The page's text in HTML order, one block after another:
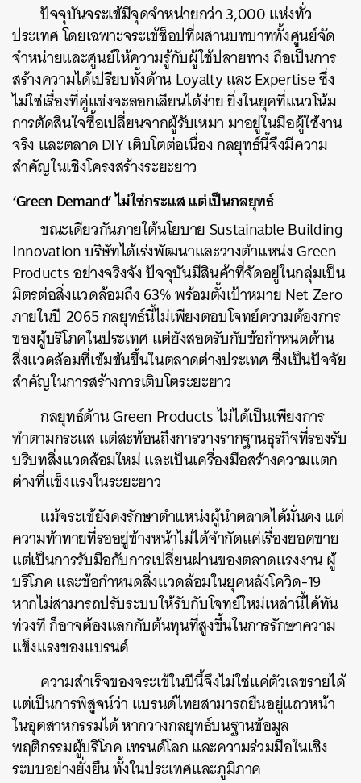
ปัจจุบันจระเข้มีจุดจำหน่ายกว่า 3,000 แห่งทั่ว
ประเทศ โดยเฉพาะจระเข้ช็อปที่ผสานบทบาททั้งศูนย์จัด
จำหน่ายและศูนย์ให้ความรู้กับผู้ใช้ปลายทาง ถือเป็นการ
สร้างความได้เปรียบทั้งด้าน Loyalty และ Expertise ซึ่ง
ไม่ใช่เรื่องที่คู่แข่งจะลอกเลียนได้ง่าย ยิ่งในยุคที่แนวโน้ม
การตัดสินใจซื้อเปลี่ยนจากผู้รับเหมา มาอยู่ในมือผู้ใช้งาน
จริง และตลาด DIY เติบโตต่อเนื่อง กลยุทธ์นี้จึงมีความ
สำคัญในเชิงโครงสร้างระยะยาว
‘Green Demand’ ไม่ใช่กระแส แต่เป็นกลยุทธ์
ขณะเดียวกันภายใต้นโยบาย Sustainable Building
Innovation บริษัทได้เร่งพัฒนาและวางตำแหน่ง Green
Products อย่างจริงจัง ปัจจุบันมีสินค้าที่จัดอยู่ในกลุ่มเป็น
มิตรต่อสิ่งแวดล้อมถึง 63% พร้อมตั้งเป้าหมาย Net Zero
ภายในปี 2065 กลยุทธ์นี้ไม่เพียงตอบโจทย์ความต้องการ
ของผู้บริโภคในประเทศ แต่ยังสอดรับกับข้อกำหนดด้าน
สิ่งแวดล้อมที่เข้มข้นขึ้นในตลาดต่างประเทศ ซึ่งเป็นปัจจัย
สำคัญในการสร้างการเติบโตระยะยาว
กลยุทธ์ด้าน Green Products ไม่ได้เป็นเพียงการ
ทำตามกระแส แต่สะท้อนถึงการวางรากฐานธุรกิจที่รองรับ
บริบทสิ่งแวดล้อมใหม่ และเป็นเครื่องมือสร้างความแตก
ต่างที่แข็งแรงในระยะยาว
แม้จระเข้ยังคงรักษาตำแหน่งผู้นำตลาดได้มั่นคง แต่
ความท้าทายที่รออยู่ข้างหน้าไม่ได้จำกัดแค่เรื่องยอดขาย
แต่เป็นการรับมือกับการเปลี่ยนผ่านของตลาดแรงงาน ผู้
บริโภค และข้อกำหนดสิ่งแวดล้อมในยุคหลังโควิด-19
หากไม่สามารถปรับระบบให้รับกับโจทย์ใหม่เหล่านี้ได้ทัน
ท่วงที ก็อาจต้องแลกกับต้นทุนที่สูงขึ้นในการรักษาความ
แข็งแรงของแบรนด์
ความสำเร็จของจระเข้ในปีนี้จึงไม่ใช่แค่ตัวเลขรายได้
แต่เป็นการพิสูจน์ว่า แบรนด์ไทยสามารถยืนอยู่แถวหน้า
ในอุตสาหกรรมได้ หากวางกลยุทธ์บนฐานข้อมูล
พฤติกรรมผู้บริโภค เทรนด์โลก และความร่วมมือในเชิง
ระบบอย่างยั่งยืน ทั้งในประเทศและภูมิภาค